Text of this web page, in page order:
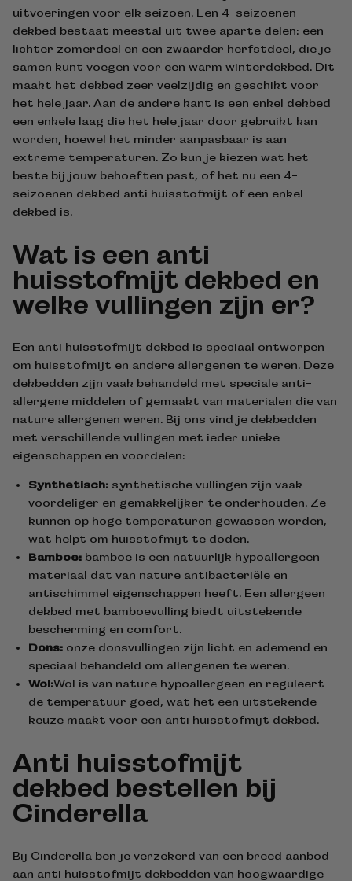
uitvoeringen voor elk seizoen. Een 4-seizoenen
dekbed bestaat meestal uit twee aparte delen: een
lichter zomerdeel en een zwaarder herfstdeel, die je
samen kunt voegen voor een warm winterdekbed. Dit
maakt het dekbed zeer veelzijdig en geschikt voor
het hele jaar. Aan de andere kant is een enkel dekbed
een enkele laag die het hele jaar door gebruikt kan
worden, hoewel het minder aanpasbaar is aan
extreme temperaturen. Zo kun je kiezen wat het
beste bij jouw behoeften past, of het nu een 4-
seizoenen dekbed anti huisstofmijt of een enkel
dekbed is.
Wat is een anti
huisstofmijt dekbed en
welke vullingen zijn er?
Een anti huisstofmijt dekbed is speciaal ontworpen
om huisstofmijt en andere allergenen te weren. Deze
dekbedden zijn vaak behandeld met speciale anti-
allergene middelen of gemaakt van materialen die van
nature allergenen weren. Bij ons vind je dekbedden
met verschillende vullingen met ieder unieke
eigenschappen en voordelen:
Synthetisch: synthetische vullingen zijn vaak
voordeliger en gemakkelijker te onderhouden. Ze
kunnen op hoge temperaturen gewassen worden,
wat helpt om huisstofmijt te doden.
Bamboe: bamboe is een natuurlijk hypoallergeen
materiaal dat van nature antibacteriële en
antischimmel eigenschappen heeft. Een allergeen
dekbed met bamboevulling biedt uitstekende
bescherming en comfort.
Dons: onze donsvullingen zijn licht en ademend en
speciaal behandeld om allergenen te weren.
Wol:Wol is van nature hypoallergeen en reguleert
de temperatuur goed, wat het een uitstekende
keuze maakt voor een anti huisstofmijt dekbed.
Anti huisstofmijt
dekbed bestellen bij
Cinderella
Bij Cinderella ben je verzekerd van een breed aanbod
aan anti huisstofmijt dekbedden van hoogwaardige